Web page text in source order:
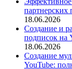
партнерских
18.06.2026
Создание и
подписок на
18.06.2026
Создание
YouTube: